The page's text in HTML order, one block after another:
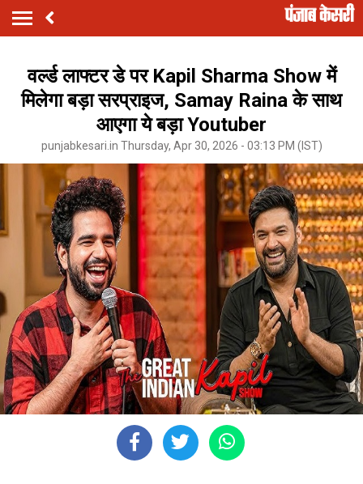
वर्ल्ड लाफ्टर डे पर Kapil Sharma Show में
मिलेगा बड़ा सरप्राइज, Samay Raina के साथ
आएगा ये बड़ा Youtuber
punjabkesari.in Thursday, Apr 30, 2026 - 03:13 PM (IST)